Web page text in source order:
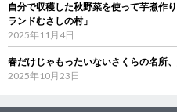
自分で収穫した秋野菜を使って芋煮作
ランドむさしの村」
2025年11月4日
春だけじゃもったいないさくらの名所
2025年10月23日